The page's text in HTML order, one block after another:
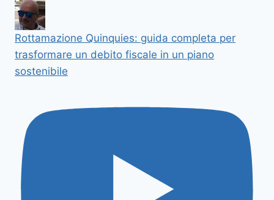
Rottamazione Quinquies: guida completa per
trasformare un debito fiscale in un piano
sostenibile